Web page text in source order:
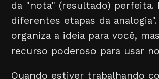
da "nota" (resultado) perfeita.
diferentes etapas da
organiza a ideia para você,
recurso poderoso para usar
Quando estiver trabalhando